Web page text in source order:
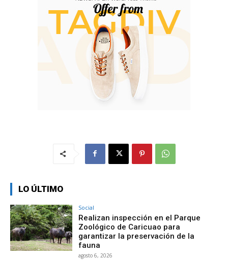
LO ÚLTIMO
Social
Realizan inspección en el Parque
Zoológico de Caricuao para
garantizar la preservación de la
fauna
agosto 6, 2026